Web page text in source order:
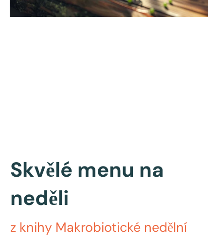
Skvělé menu na
neděli
z knihy Makrobiotické nedělní